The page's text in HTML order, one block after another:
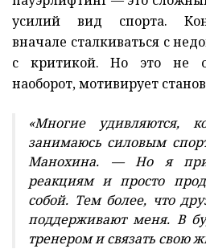
усилий вид спорта.
вначале сталкиваться с
с критикой. Но это не
наоборот, мотивирует
«Многие удивляются,
занимаюсь силовым
Манохина. — Но я
реакциям и просто
собой. Тем более, что
поддерживают меня. В
тренером и связать свою